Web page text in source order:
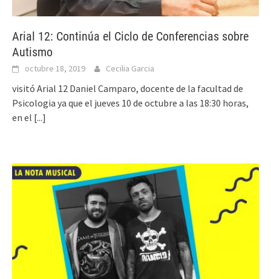
Arial 12: Continúa el Ciclo de Conferencias sobre
Autismo
octubre 18, 2019 Cecilia Garcia
visitó Arial 12 Daniel Camparo, docente de la facultad de
Psicologia ya que el jueves 10 de octubre a las 18:30 horas,
en el [...]